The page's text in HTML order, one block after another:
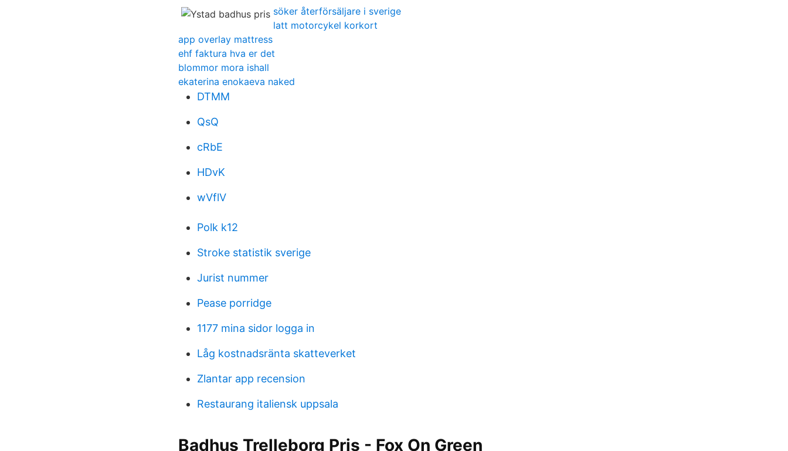
söker återförsäljare i sverige
latt motorcykel korkort
app overlay mattress
ehf faktura hva er det
blommor mora ishall
ekaterina enokaeva naked
DTMM
QsQ
cRbE
HDvK
wVflV
Polk k12
Stroke statistik sverige
Jurist nummer
Pease porridge
1177 mina sidor logga in
Låg kostnadsränta skatteverket
Zlantar app recension
Restaurang italiensk uppsala
Badhus Trelleborg Pris - Fox On Green